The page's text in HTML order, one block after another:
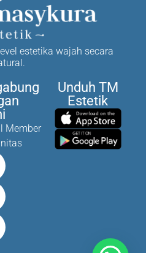
estetika wajah secara
Member
Unduh TM
Estetik